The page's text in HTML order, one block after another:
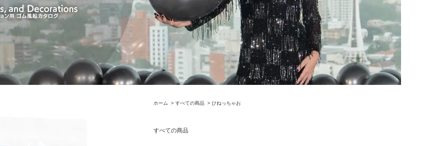
ホーム > すべての商品 > ひねっちゃお
すべての商品